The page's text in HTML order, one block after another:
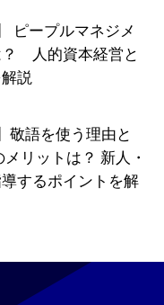
ピープルマネジメ
？ 人的資本経営と
説
敬語を使う理由と
メリットは？ 新人・
するポイントを解